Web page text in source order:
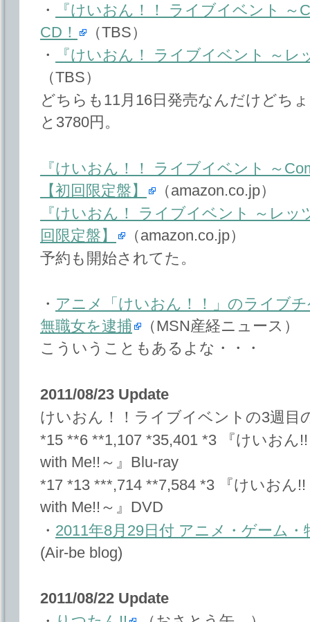
・
『けいおん！！ ライブイベント ～
CD！
（TBS）
・
『けいおん！ ライブイベント ～レ
（TBS）
どちらも11月16日発売なんだけどち
と3780円。
『けいおん！！ ライブイベント ～
【初回限定盤】
（amazon.co.jp）
『けいおん！ ライブイベント ～レッ
回限定盤】
（amazon.co.jp）
予約も開始されてた。
・ アニメ「けいおん！！」のライブ
無職女を逮捕
（MSN産経ニュース）
こういうこともあるよな・・・
2011/08/23 Update
けいおん！！ライブイベントの3週目
*15 **6 **1,107 *35,401 *3 『けいおん
with Me!!～』Blu-ray
*17 *13 ***,714 **7,584 *3 『けいおん
with Me!!～』DVD
・ 2011年8月29日付 アニメ・ゲーム
(Air-be blog)
2011/08/22 Update